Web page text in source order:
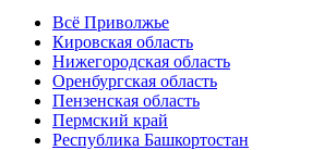
Всё Приволжье
Кировская область
Нижегородская область
Оренбургская область
Пензенская область
Пермский край
Республика Башкортостан